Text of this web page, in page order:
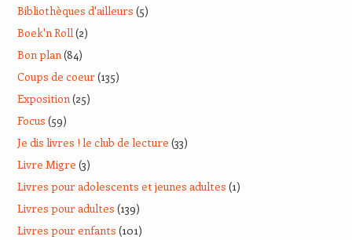
Bibliothèques d'ailleurs (5)
Boek'n Roll(2)
Bon plan(84)
Coups de coeur(135)
Exposition(25)
Focus (59)
Je dis livres ! le club de lecture (33)
Livre Migre (3)
Livres pour adolescents et jeunes adultes (1)
Livres pour adultes (139)
Livres pour enfants (101)